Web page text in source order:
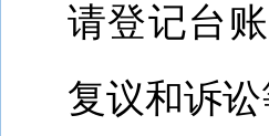
请登记台
复议和诉